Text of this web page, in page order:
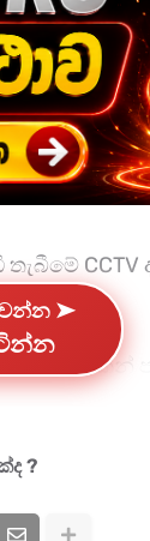
රථයකින්
ඇතුළත්
➤
?